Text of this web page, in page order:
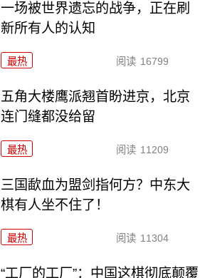
一场被世界遗忘的战争，正在刷
新所有人的认知
最热 阅读 16799
五角大楼鹰派翘首盼进京，北京
连门缝都没给留
最热 阅读 11209
三国歃血为盟剑指何方？中东大
棋有人坐不住了！
最热 阅读 11304
“工厂的工厂”：中国这棋彻底颠覆